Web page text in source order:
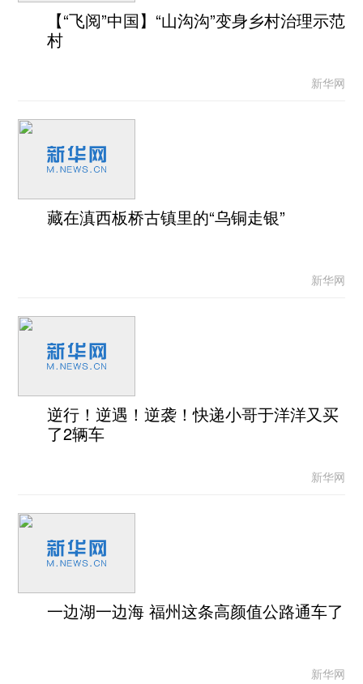
【“飞阅”中国】“山沟沟”变身乡村治理示范
村
新华网
藏在滇西板桥古镇里的“乌铜走银”
新华网
逆行！逆遇！逆袭！快递小哥于洋洋又买
了2辆车
新华网
一边湖一边海 福州这条高颜值公路通车了
新华网